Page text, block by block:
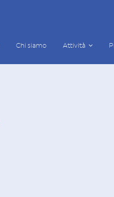
Chi siamo Attività